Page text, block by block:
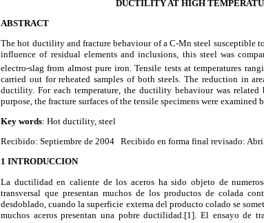
DUCTILITY AT HIGH
ABSTRACT
The hot ductility and fracture behaviour of a C-Mn steel susceptible
influence of residual elements and inclusions, this steel was
electro-slag from almost pure iron. Tensile tests at temperatures
carried out for reheated samples of both steels. The reduction in
ductility. For each temperature, the ductility behaviour was
purpose, the fracture surfaces of the tensile specimens were examined
Key words: Hot ductility, steel
Recibido: Septiembre de 2004 Recibido en forma final revisado:
1 INTRODUCCION
La ductilidad en caliente de los aceros ha sido objeto de
transversal que presentan muchos de los productos de colada
desdoblado, cuando la superficie externa del producto colado se
muchos aceros presentan una pobre ductilidad.[1]. El ensayo de